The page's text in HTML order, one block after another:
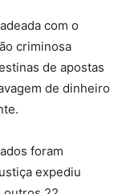
com o
criminosa
de apostas
de dinheiro
foram
expediu